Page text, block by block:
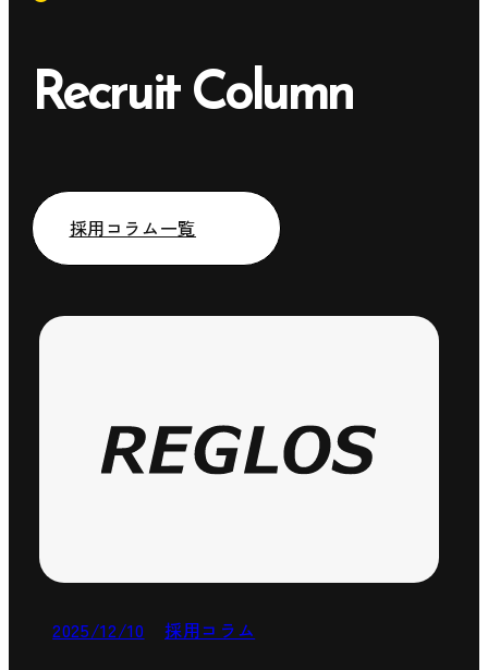
Recruit Column
採用コラム一覧
2025/12/10 採用コラム